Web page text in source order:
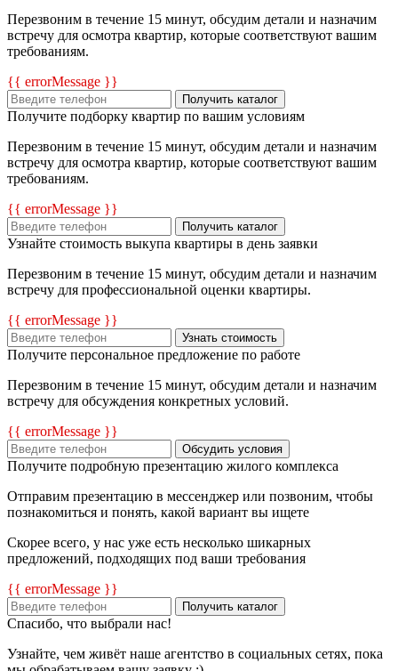
Перезвоним в течение 15 минут, обсудим детали и назначим
встречу для осмотра квартир, которые соответствуют вашим
требованиям.
{{ errorMessage }}
Получить каталог
Получите подборку квартир по вашим условиям
Перезвоним в течение 15 минут, обсудим детали и назначим
встречу для осмотра квартир, которые соответствуют вашим
требованиям.
{{ errorMessage }}
Получить каталог
Узнайте стоимость выкупа квартиры в день заявки
Перезвоним в течение 15 минут, обсудим детали и назначим
встречу для профессиональной оценки квартиры.
{{ errorMessage }}
Узнать стоимость
Получите персональное предложение по работе
Перезвоним в течение 15 минут, обсудим детали и назначим
встречу для обсуждения конкретных условий.
{{ errorMessage }}
Обсудить условия
Получите подробную презентацию жилого комплекса
Отправим презентацию в мессенджер или позвоним, чтобы
познакомиться и понять, какой вариант вы ищете
Скорее всего, у нас уже есть несколько шикарных
предложений, подходящих под ваши требования
{{ errorMessage }}
Получить каталог
Спасибо, что выбрали нас!
Узнайте, чем живёт наше агентство в социальных сетях, пока